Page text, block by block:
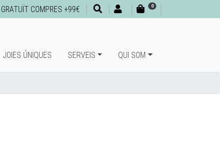
COMPRES +99€ 0
JOIES ÚNIQUES SERVEIS QUI SOM